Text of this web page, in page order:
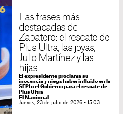
Las frases más
destacadas de
Zapatero: el rescate de
Plus Ultra, las joyas,
Julio Martínez y las
hijas
El expresidente proclama su
inocencia y niega haber influido en la
SEPI o el Gobierno para el rescate de
Plus Ultra
El Nacional
Jueves, 23 de julio de 2026 - 15:03